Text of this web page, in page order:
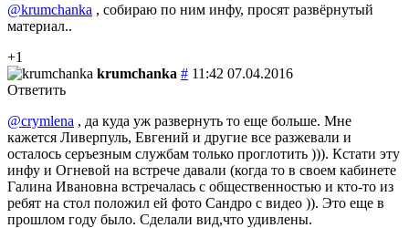
@krumchanka , собираю по ним инфу, просят развёрнутый
материал..
+1
krumchanka # 11:42 07.04.2016
Ответить
@crymlena , да куда уж развернуть то еще больше. Мне
кажется Ливерпуль, Евгений и другие все разжевали и
осталось серъезным службам только проглотить ))). Кстати эту
инфу и Огневой на встрече давали (когда то в своем кабинете
Галина Ивановна встречалась с общественностью и кто-то из
ребят на стол положил ей фото Сандро с видео )). Это еще в
прошлом году было. Сделали вид,что удивлены.